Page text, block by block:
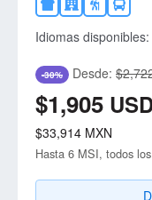
Idiomas disponibles:
-30% Desde:
$1,905
$33,914 MXN
Hasta 6 MSI, todos